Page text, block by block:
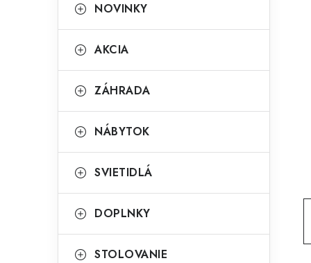
o
n
ý
a
n
l
kategórie
a
e
ó
i
NOVINKY
AKCIA
ZÁHRADA
NÁBYTOK
SVIETIDLÁ
DOPLNKY
STOLOVANIE